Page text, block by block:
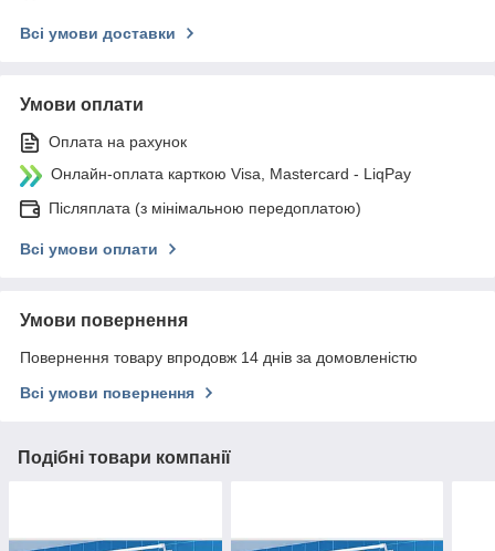
Всі умови доставки
Умови оплати
Оплата на рахунок
Онлайн-оплата карткою Visa, Mastercard - LiqPay
Післяплата (з мінімальною передоплатою)
Всі умови оплати
Умови повернення
Повернення товару впродовж 14 днів за домовленістю
Всі умови повернення
Подібні товари компанії